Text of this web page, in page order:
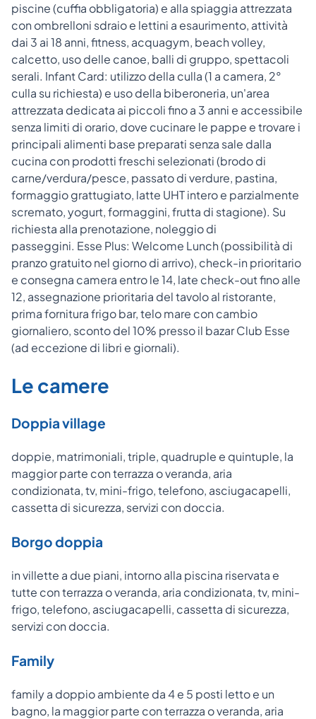
piscine (cuffia obbligatoria) e alla spiaggia attrezzata
con ombrelloni sdraio e lettini a esaurimento, attività
dai 3 ai 18 anni, fitness, acquagym, beach volley,
calcetto, uso delle canoe, balli di gruppo, spettacoli
serali. Infant Card: utilizzo della culla (1 a camera, 2°
culla su richiesta) e uso della biberoneria, un'area
attrezzata dedicata ai piccoli fino a 3 anni e accessibile
senza limiti di orario, dove cucinare le pappe e trovare i
principali alimenti base preparati senza sale dalla
cucina con prodotti freschi selezionati (brodo di
carne/verdura/pesce, passato di verdure, pastina,
formaggio grattugiato, latte UHT intero e parzialmente
scremato, yogurt, formaggini, frutta di stagione). Su
richiesta alla prenotazione, noleggio di
passeggini. Esse Plus: Welcome Lunch (possibilità di
pranzo gratuito nel giorno di arrivo), check-in prioritario
e consegna camera entro le 14, late check-out fino alle
12, assegnazione prioritaria del tavolo al ristorante,
prima fornitura frigo bar, telo mare con cambio
giornaliero, sconto del 10% presso il bazar Club Esse
(ad eccezione di libri e giornali).
Le camere
Doppia village
doppie, matrimoniali, triple, quadruple e quintuple, la
maggior parte con terrazza o veranda, aria
condizionata, tv, mini-frigo, telefono, asciugacapelli,
cassetta di sicurezza, servizi con doccia.
Borgo doppia
in villette a due piani, intorno alla piscina riservata e
tutte con terrazza o veranda, aria condizionata, tv, mini-
frigo, telefono, asciugacapelli, cassetta di sicurezza,
servizi con doccia.
Family
family a doppio ambiente da 4 e 5 posti letto e un
bagno, la maggior parte con terrazza o veranda, aria